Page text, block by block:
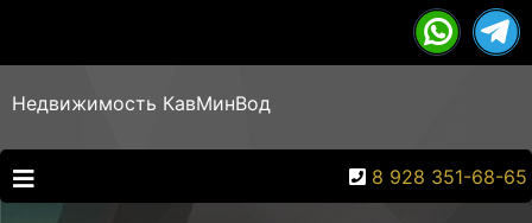
Недвижимость КавМинВод
8 928 351-68-65